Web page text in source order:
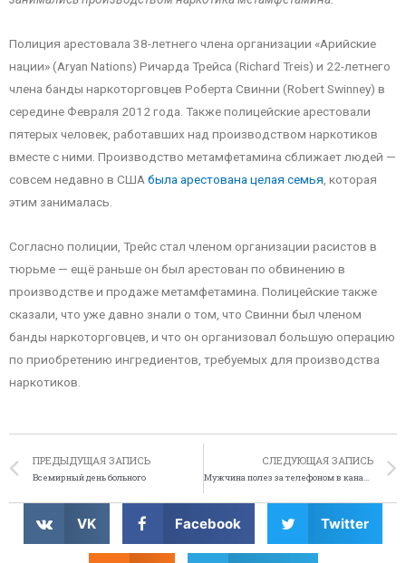
Полиция арестовала 38-летнего члена организации «Арийские
нации» (Aryan Nations) Ричарда Трейса (Richard Treis) и 22-летнего
члена банды наркоторговцев Роберта Свинни (Robert Swinney) в
середине Февраля 2012 года. Также полицейские арестовали
пятерых человек, работавших над производством наркотиков
вместе с ними. Производство метамфетамина сближает людей —
совсем недавно в США была арестована целая семья , которая
этим занималась.
Согласно полиции, Трейс стал членом организации расистов в
тюрьме — ещё раньше он был арестован по обвинению в
производстве и продаже метамфетамина. Полицейские также
сказали, что уже давно знали о том, что Свинни был членом
банды наркоторговцев, и что он организовал большую операцию
по приобретению ингредиентов, требуемых для производства
наркотиков.
ПРЕДЫДУЩАЯ ЗАПИСЬ
Всемирный день больного
СЛЕДУЮЩАЯ ЗАПИСЬ
Мужчина полез за телефоном в канализацию, застрял
VK Facebook Twitter